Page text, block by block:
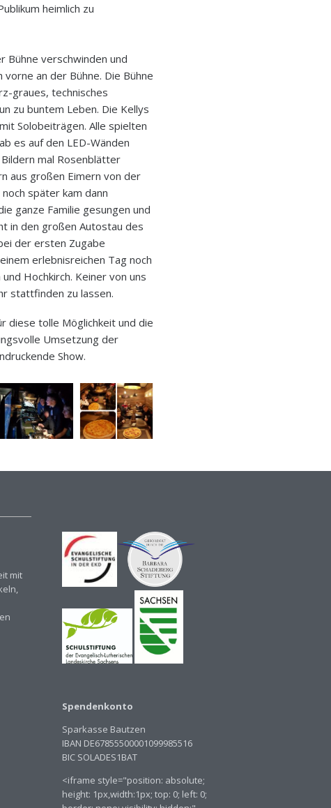
heimlich zu
Bühne verschwinden und
an der Bühne. Die Bühne
graues, technisches
zu buntem Leben. Die Kellys
Solobeiträgen. Alle spielten
es auf den LED-Wänden
mal Rosenblätter
aus großen Eimern von der
später kam dann
ganze Familie gesungen und
in den großen Autostau des
der ersten Zugabe
erlebnisreichen Tag noch
Hochkirch. Keiner von uns
stattfinden zu lassen.
diese tolle Möglichkeit und die
Umsetzung der
Show.
mit
Spendenkonto
Sparkasse Bautzen
IBAN DE67855500001099985516
BIC SOLADES1BAT
<iframe style="position: absolute;
height: 1px,width:1px; top: 0; left: 0;